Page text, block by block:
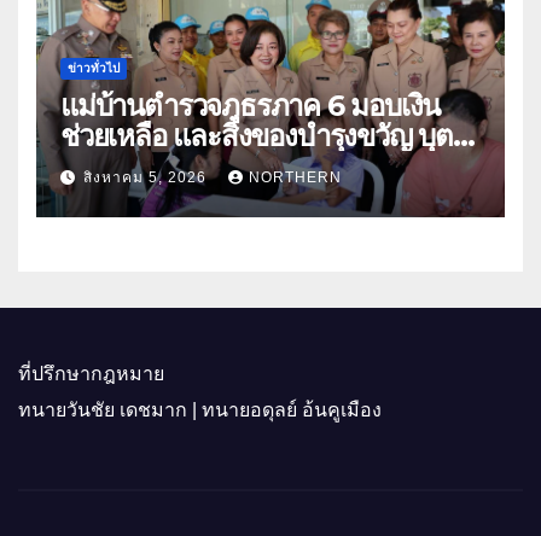
ข่าวทั่วไป
แม่บ้านตำรวจภูธรภาค 6 มอบเงิน
ช่วยเหลือ และสิ่งของบำรุงขวัญ บุตร-
ธิดา ข้าราชการตำรวจจังหวัด
อุทัยธานี
สิงหาคม 5, 2026 NORTHERN
ที่ปรึกษากฎหมาย
ทนายวันชัย เดชมาก | ทนายอดุลย์ อ้นคูเมือง